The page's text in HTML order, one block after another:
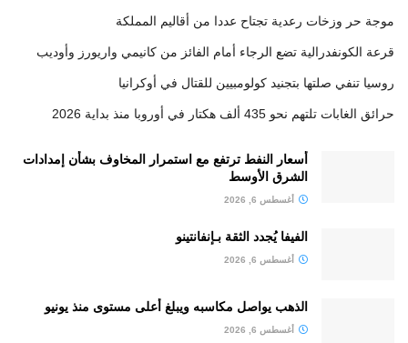
موجة حر وزخات رعدية تجتاح عددا من أقاليم المملكة
قرعة الكونفدرالية تضع الرجاء أمام الفائز من كانيمي واريورز وأوديب
روسيا تنفي صلتها بتجنيد كولومبيين للقتال في أوكرانيا
حرائق الغابات تلتهم نحو 435 ألف هكتار في أوروبا منذ بداية 2026
أسعار النفط ترتفع مع استمرار المخاوف بشأن إمدادات
الشرق الأوسط
أغسطس 6, 2026
الفيفا يُجدد الثقة بـإنفانتينو
أغسطس 6, 2026
الذهب يواصل مكاسبه ويبلغ أعلى مستوى منذ يونيو
أغسطس 6, 2026